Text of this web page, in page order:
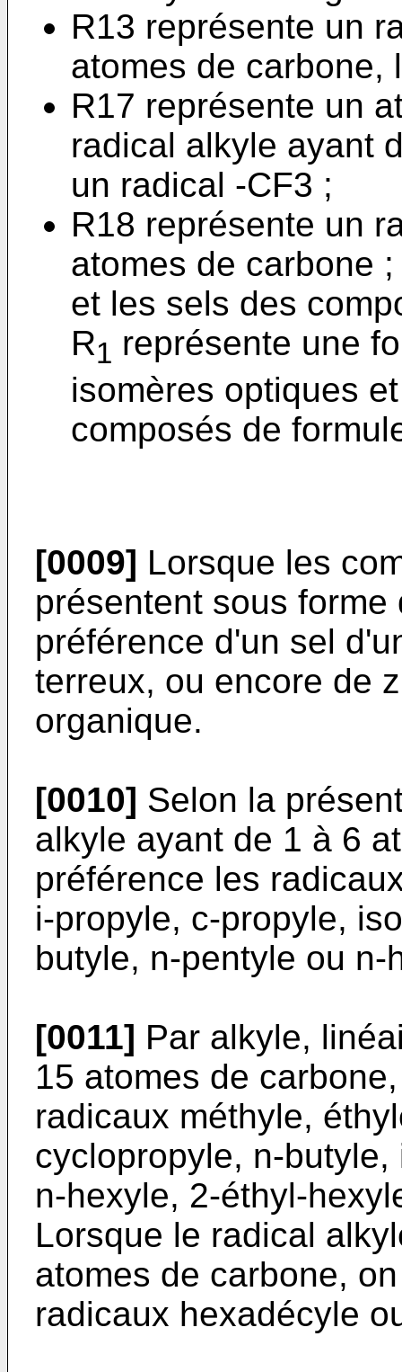
R13 représente un
atomes de carbone,
R17 représente un
radical alkyle ayant
un radical -CF3 ;
R18 représente un
atomes de carbone ;
et les sels des
R1 représente une
isomères optiques
composés de
[0009] Lorsque les
présentent sous
préférence d'un sel
terreux, ou encore de
organique.
[0010] Selon la
alkyle ayant de 1 à 6
préférence les
i-propyle, c-propyle,
butyle, n-pentyle ou n-
[0011] Par alkyle,
15 atomes de
radicaux méthyle,
cyclopropyle, n-
n-hexyle, 2-éthyl-
Lorsque le radical
atomes de carbone,
radicaux hexadécyle